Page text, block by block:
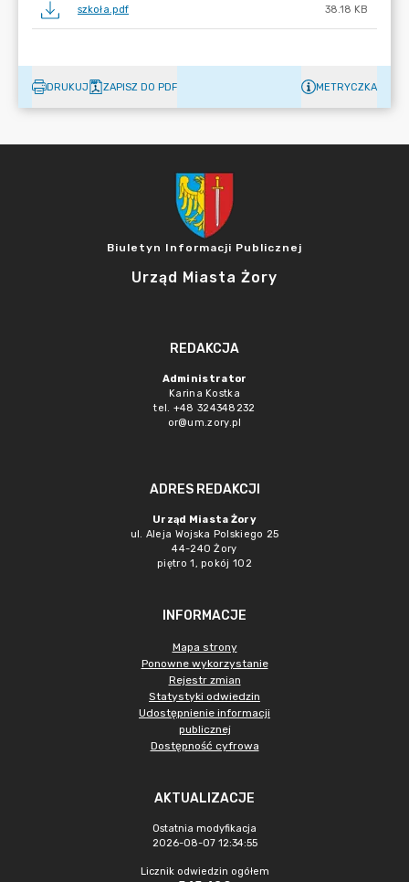
szkoła.pdf 38.18 KB
DRUKUJ ZAPISZ DO PDF METRYCZKA
Biuletyn Informacji Publicznej
Urząd Miasta Żory
REDAKCJA
Administrator
Karina Kostka
tel. +48 324348232
or@um.zory.pl
ADRES REDAKCJI
Urząd Miasta Żory
ul. Aleja Wojska Polskiego 25
44-240 Żory
piętro 1, pokój 102
INFORMACJE
Mapa strony
Ponowne wykorzystanie
Rejestr zmian
Statystyki odwiedzin
Udostępnienie informacji
publicznej
Dostępność cyfrowa
AKTUALIZACJE
Ostatnia modyfikacja
2026-08-07 12:34:55
Licznik odwiedzin ogółem